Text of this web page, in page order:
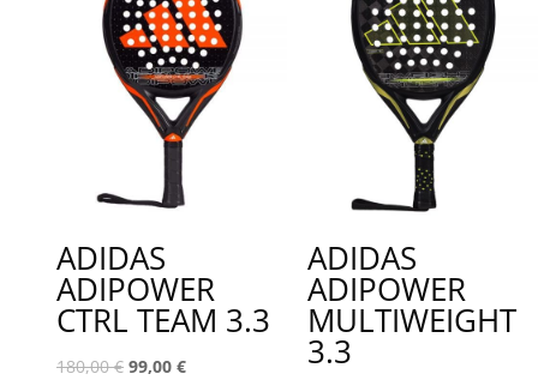
ADIDAS
ADIPOWER
CTRL TEAM 3.3
180,00€ 99,00 €
ADIDAS
ADIPOWER
MULTIWEIGHT
3.3